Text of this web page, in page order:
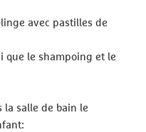
avec pastilles de
que le shampoing et le
la salle de bain le